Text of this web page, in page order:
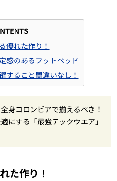
優れた作り！
感のあるフットベッド
すること間違いなし！
身コロンビアで揃えるべき！
にする「最強テックウエア」
た作り！